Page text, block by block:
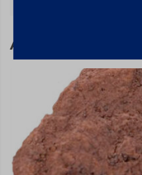
Assuntos